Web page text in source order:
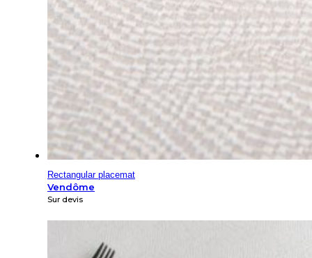
Rectangular placemat
Vendôme
Sur devis